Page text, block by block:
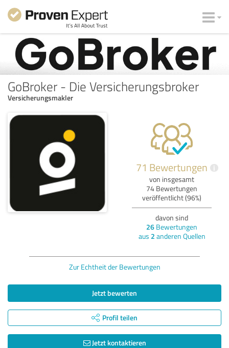
GoBroker - Die Versicherungsbroker
Versicherungsmakler
71 Bewertungen i
von insgesamt
74 Bewertungen
veröffentlicht (96%)
davon sind
26 Bewertungen
aus 2 anderen Quellen
Zur Echtheit der Bewertungen
Jetzt bewerten
Profil teilen
Jetzt kontaktieren